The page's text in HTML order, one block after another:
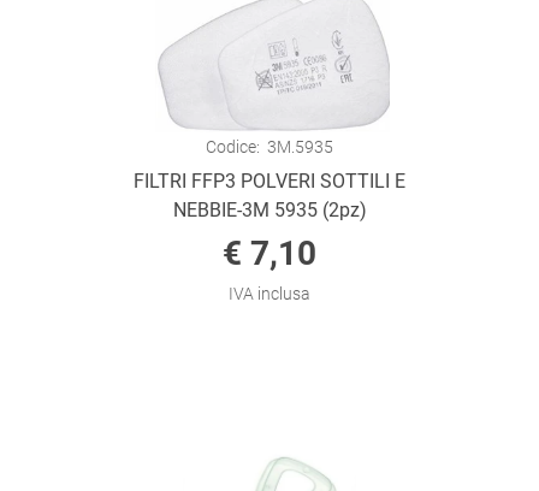
Codice: 3M.5935
FILTRI FFP3 POLVERI SOTTILI E
NEBBIE-3M 5935 (2pz)
€ 7,10
IVA inclusa